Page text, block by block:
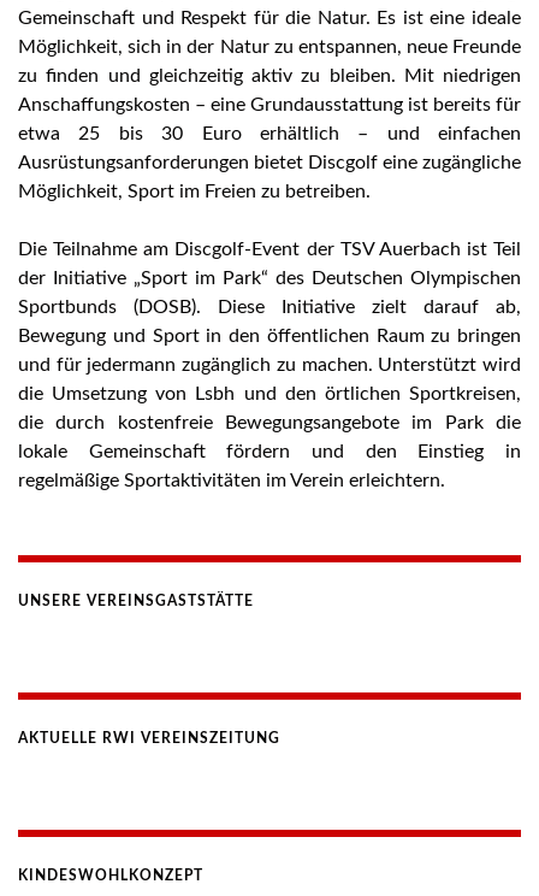
Gemeinschaft und Respekt für die Natur. Es ist eine ideale
Möglichkeit, sich in der Natur zu entspannen, neue Freunde
zu finden und gleichzeitig aktiv zu bleiben. Mit niedrigen
Anschaffungskosten – eine Grundausstattung ist bereits für
etwa 25 bis 30 Euro erhältlich – und einfachen
Ausrüstungsanforderungen bietet Discgolf eine zugängliche
Möglichkeit, Sport im Freien zu betreiben.
Die Teilnahme am Discgolf-Event der TSV Auerbach ist Teil
der Initiative „Sport im Park“ des Deutschen Olympischen
Sportbunds (DOSB). Diese Initiative zielt darauf ab,
Bewegung und Sport in den öffentlichen Raum zu bringen
und für jedermann zugänglich zu machen. Unterstützt wird
die Umsetzung von Lsbh und den örtlichen Sportkreisen,
die durch kostenfreie Bewegungsangebote im Park die
lokale Gemeinschaft fördern und den Einstieg in
regelmäßige Sportaktivitäten im Verein erleichtern.
UNSERE VEREINSGASTSTÄTTE
AKTUELLE RWI VEREINSZEITUNG
KINDESWOHLKONZEPT